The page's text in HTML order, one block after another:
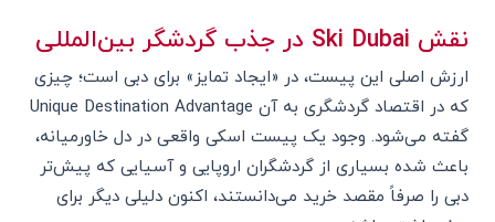
نقش Ski Dubai در جذب گردشگر بین‌المللی
ارزش اصلی این پیست، در «ایجاد تمایز» برای دبی است؛ چیزی
که در اقتصاد گردشگری به آن Unique Destination Advantage
گفته می‌شود. وجود یک پیست اسکی واقعی در دل خاورمیانه،
باعث شده بسیاری از گردشگران اروپایی و آسیایی که پیش‌تر
دبی را صرفاً مقصد خرید می‌دانستند، اکنون دلیلی دیگر برای